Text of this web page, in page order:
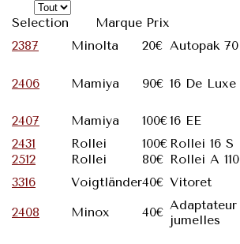
Selection Marque Prix
2387
Minolta 20€ Autopak 70
2406
Mamiya 90€ 16 De Luxe
2407
Mamiya 100€16 EE
2431
Rollei 100€ Rollei 16 S
2512
Rollei 80€ Rollei A 110
3316
Voigtländer40€ Vitoret
2408
Minox 40€ Adaptateur
jumelles